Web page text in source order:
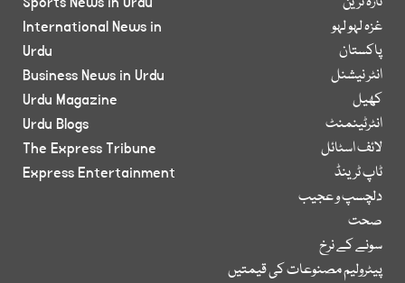
غزہ لہو لہو
پاکستان
انٹر نیشنل
کھیل
انٹرٹینمنٹ
لائف اسٹائل
ٹاپ ٹرینڈ
دلچسپ و عجیب
صحت
سونے کے نرخ
پیٹرولیم مصنوعات کی قیمتیں
International News in
Urdu
Business News in Urdu
Urdu Magazine
Urdu Blogs
The Express Tribune
Express Entertainment